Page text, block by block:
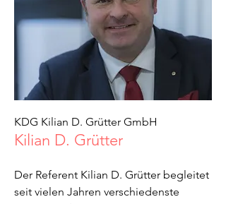
KDG Kilian D. Grütter GmbH
Kilian D. Grütter
Der Referent Kilian D. Grütter begleitet
seit vielen Jahren verschiedenste